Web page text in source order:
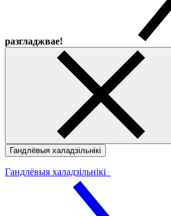
разгладжвае!
Гандлёвыя халадзільнікі
Гандлёвыя халадзільнікі